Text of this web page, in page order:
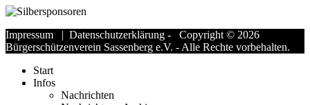
Impressum | Datenschutzerklärung - Copyright © 2026
Bürgerschützenverein Sassenberg e.V. - Alle Rechte vorbehalten.
Start
Infos
Nachrichten